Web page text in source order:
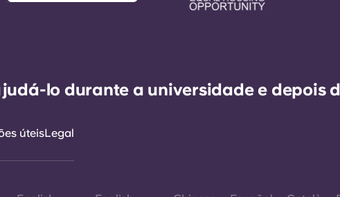
lo durante a universidade e depois
úteisLegal